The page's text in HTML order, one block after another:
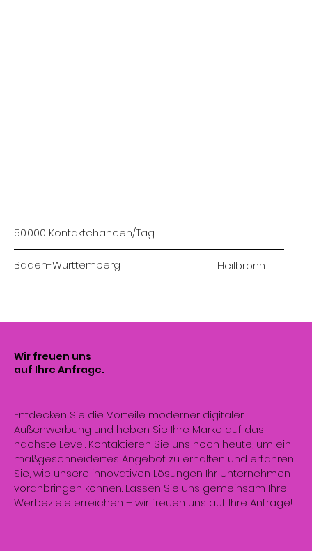
Baden-Württemberg
50.000 Kontaktchancen/Tag
Heilbronn
Wir freuen uns
auf Ihre Anfrage.
Entdecken Sie die Vorteile moderner digitaler
Außenwerbung und heben Sie Ihre Marke auf das
nächste Level. Kontaktieren Sie uns noch heute, um ein
maßgeschneidertes Angebot zu erhalten und erfahren
Sie, wie unsere innovativen Lösungen Ihr Unternehmen
voranbringen können. Lassen Sie uns gemeinsam Ihre
Werbeziele erreichen – wir freuen uns auf Ihre Anfrage!